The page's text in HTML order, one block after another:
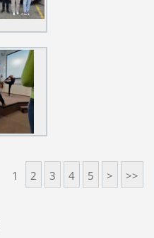
1 2 3 4 5 > >>